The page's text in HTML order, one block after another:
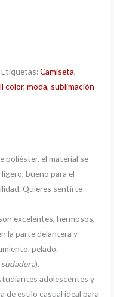
Etiquetas:Camiseta,
color,moda, sublimación
poliéster, el material se
bueno para el
Quieres sentirte
excelentes, hermosos,
la parte delantera y
pelado.
).
adolescentes y
de estilo casual ideal para